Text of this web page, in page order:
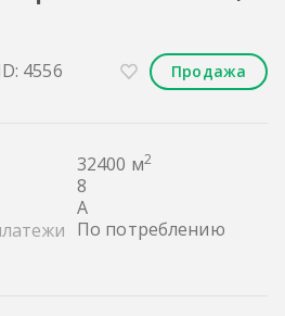
4556 Продажа
32400 м2
8
A
По потреблению